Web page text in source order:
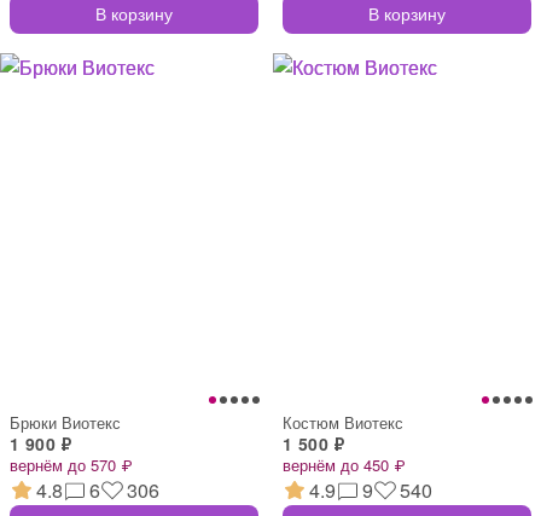
В корзину В корзину
Брюки Виотекс
1 900 ₽
вернём до 570 ₽
4.8 6 306
Костюм Виотекс
1 500 ₽
вернём до 450 ₽
4.9 9 540